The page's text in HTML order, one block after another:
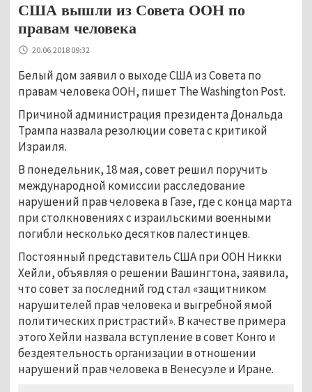
США вышли из Совета ООН по
правам человека
20.06.2018 09:32
Белый дом заявил о выходе США из Совета по
правам человека ООН, пишет The Washington Post.
Причиной администрация президента Дональда
Трампа назвала резолюции совета с критикой
Израиля.
В понедельник, 18 мая, совет решил поручить
международной комиссии расследование
нарушений прав человека в Газе, где с конца марта
при столкновениях с израильскими военными
погибли несколько десятков палестинцев.
Постоянный представитель США при ООН Никки
Хейли, объявляя о решении Вашингтона, заявила,
что совет за последний год стал «защитником
нарушителей прав человека и выгребной ямой
политических пристрастий». В качестве примера
этого Хейли назвала вступление в совет Конго и
бездеятельность организации в отношении
нарушений прав человека в Венесуэле и Иране.